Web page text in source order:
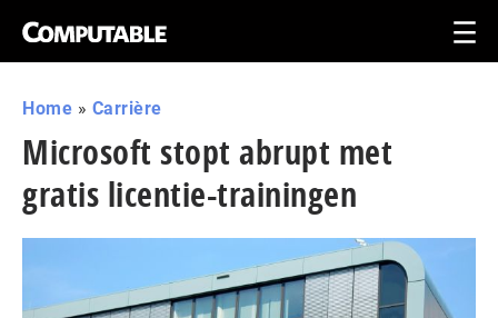
Home » Carrière
Microsoft stopt abrupt met
gratis licentie-trainingen